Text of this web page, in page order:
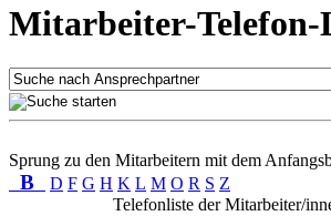
Mitarbeiter-Telefon-
Sprung zu den Mitarbeitern mit dem
B D F G H K L M O R S Z
Telefonliste der Mitarbeiter/